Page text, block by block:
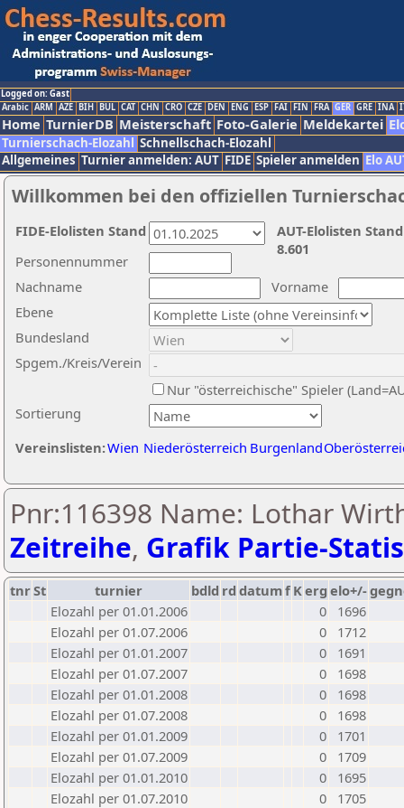
Logged on: Gast
Arabic ARM AZE BIH BUL CAT CHN CRO CZE DEN ENG ESP FAI FIN FRA GER GRE INA
Home TurnierDB Meisterschaft Foto-Galerie Meldekartei
Turnierschach-Elozahl Schnellschach-Elozahl
Allgemeines Turnier anmelden: AUT FIDE Spieler anmelden Elo
Willkommen bei den offiziellen
Nachname
Vorname
Ebene
Sortierung
Personennummer
Bundesland
Spgem./Kreis/Verein
Nur "österreichische" Spieler
Vereinslisten:Wien Niederösterreich Burgenland
AUT-Elolisten
8.601
FIDE-Elolisten Stand
Pnr:116398 Name: Lothar
Zeitreihe, Grafik Partie-
tnrSt turnier bdld rd datumf Kerg elo+/-
Elozahl per 01.01.2006
0
1696
Elozahl per 01.07.2006
0
1712
Elozahl per 01.01.2007
0
1691
Elozahl per 01.07.2007
0
1698
Elozahl per 01.01.2008
0
1698
Elozahl per 01.07.2008
0
1698
Elozahl per 01.01.2009
0
1701
Elozahl per 01.07.2009
0
1709
Elozahl per 01.01.2010
0
1695
Elozahl per 01.07.2010
0
1705